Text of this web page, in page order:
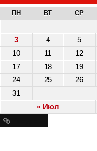
ПН ВТ СР
« Июл
3
4 5
10
11 12
17
18 19
24
25 26
31